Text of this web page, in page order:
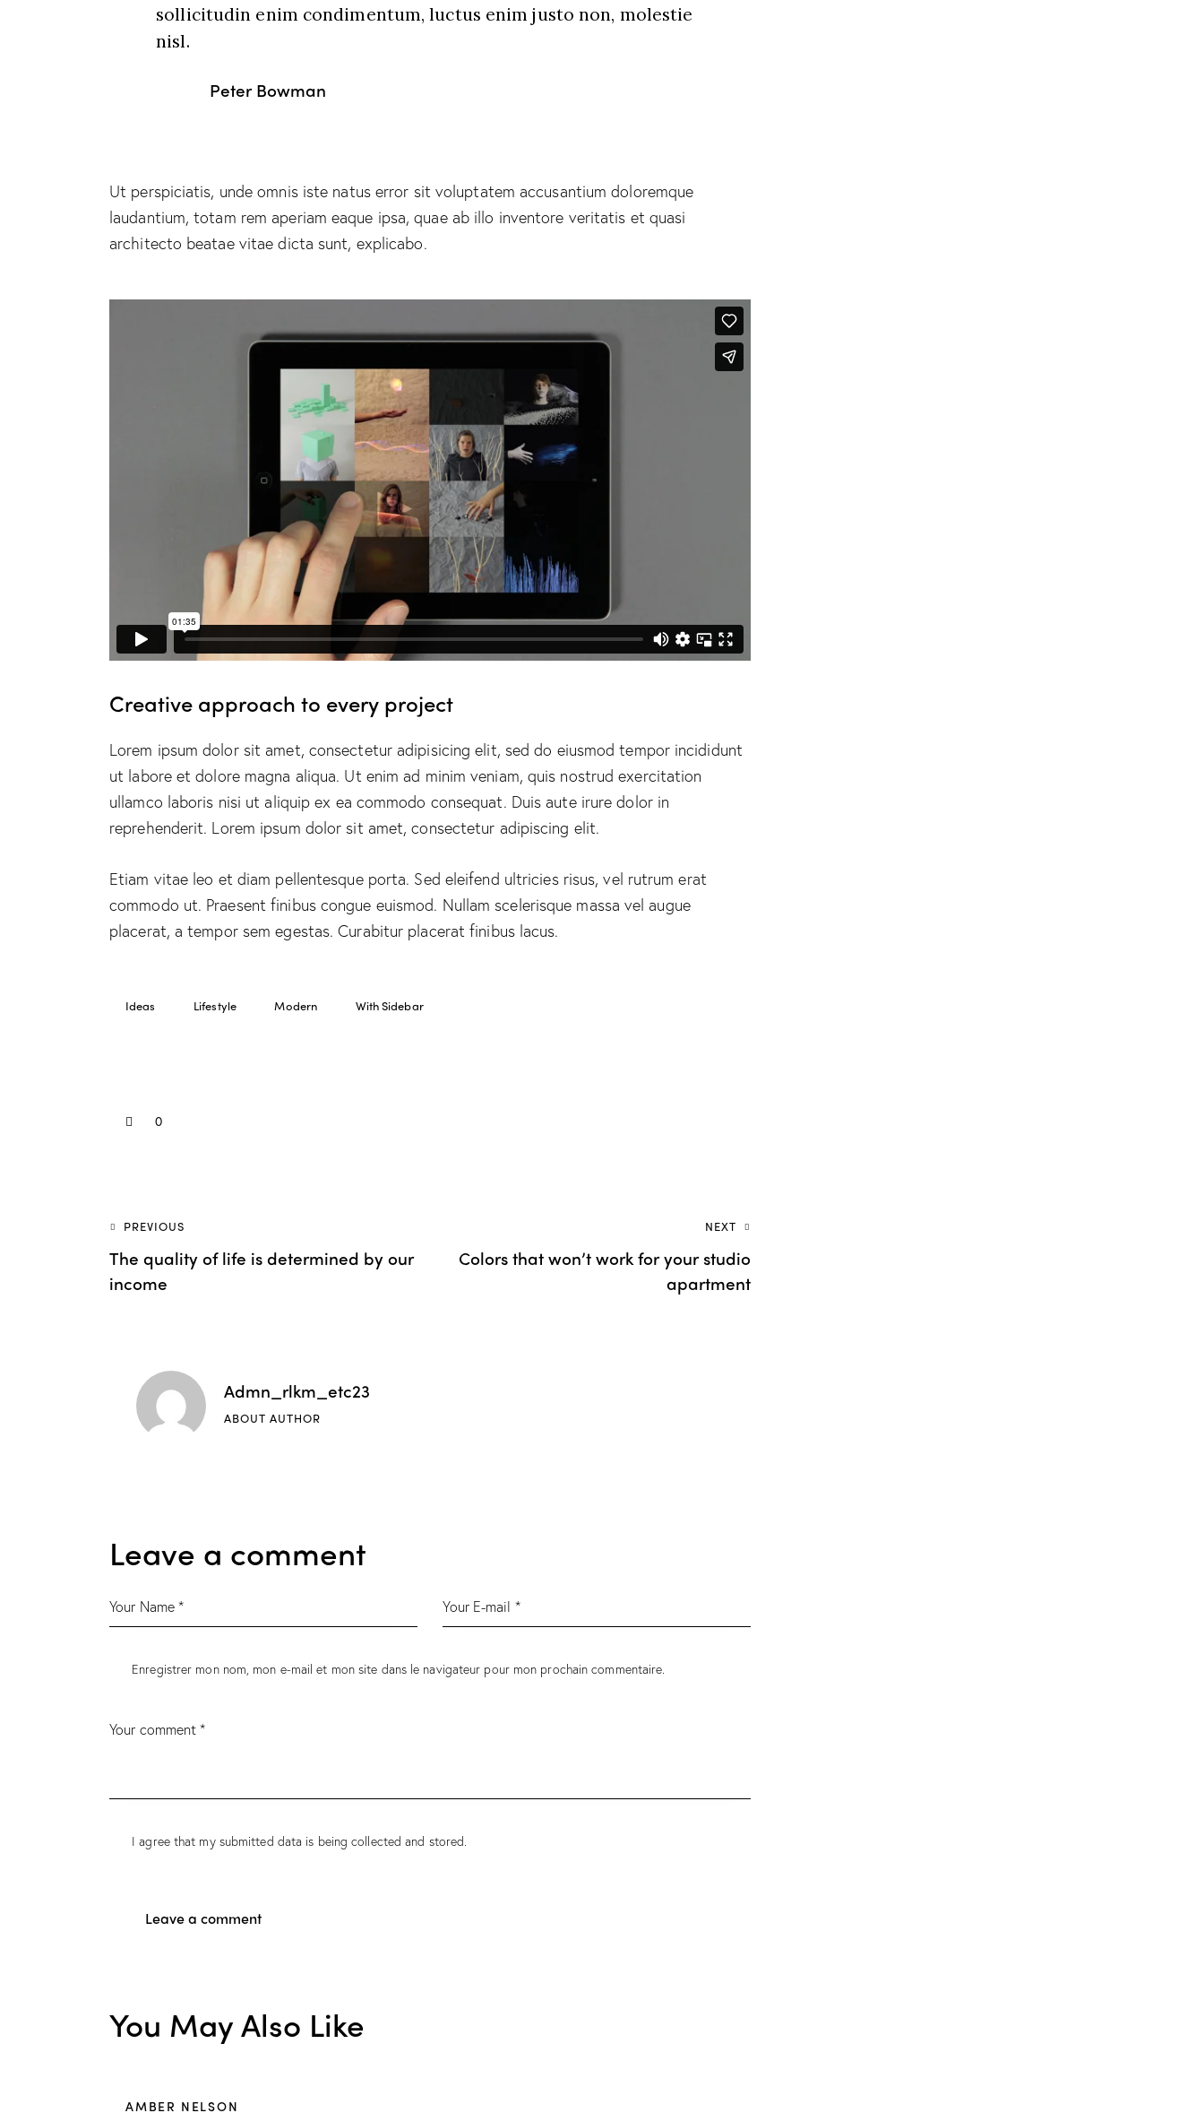
sollicitudin enim condimentum, luctus enim justo non, molestie
nisl.
Peter Bowman
Ut perspiciatis, unde omnis iste natus error sit voluptatem accusantium doloremque
laudantium, totam rem aperiam eaque ipsa, quae ab illo inventore veritatis et quasi
architecto beatae vitae dicta sunt, explicabo.
Creative approach to every project
Lorem ipsum dolor sit amet, consectetur adipisicing elit, sed do eiusmod tempor incididunt
ut labore et dolore magna aliqua. Ut enim ad minim veniam, quis nostrud exercitation
ullamco laboris nisi ut aliquip ex ea commodo consequat. Duis aute irure dolor in
reprehenderit. Lorem ipsum dolor sit amet, consectetur adipiscing elit.
Etiam vitae leo et diam pellentesque porta. Sed eleifend ultricies risus, vel rutrum erat
commodo ut. Praesent finibus congue euismod. Nullam scelerisque massa vel augue
placerat, a tempor sem egestas. Curabitur placerat finibus lacus.
Ideas Lifestyle Modern With Sidebar
0
Navigation
de
PREVIOUS
The quality of life is determined by our
income
NEXT
Colors that won’t work for your studio
apartment
Admn_rlkm_etc23
ABOUT AUTHOR
Leave a comment
Enregistrer mon nom, mon e-mail et mon site dans le navigateur pour mon prochain commentaire.
I agree that my submitted data is being collected and stored.
You May Also Like
AMBER NELSON